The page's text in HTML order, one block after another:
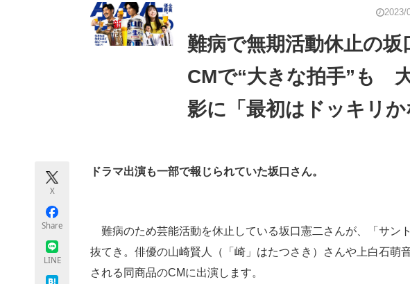
ビジネスと働き方のヒント
ITエンジニア向け専門サイト 企業向けIT製品の総合サイト
2023/
難病で無期活動休止の
CMで“大きな拍手”も
影に「最初はドッキリか
X
Share
LINE
ドラマ出演も一部で報じられていた坂口さん。
難病のため芸能活動を休止している坂口憲二さんが、「サン
抜てき。俳優の山崎賢人（「崎」はたつさき）さんや上白石萌
される同商品のCMに出演します。